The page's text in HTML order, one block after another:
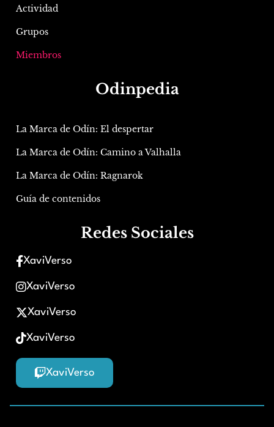
Actividad
Grupos
Miembros
Odinpedia
La Marca de Odín: El despertar
La Marca de Odín: Camino a Valhalla
La Marca de Odín: Ragnarok
Guía de contenidos
Redes Sociales
XaviVerso
XaviVerso
XaviVerso
XaviVerso
XaviVerso